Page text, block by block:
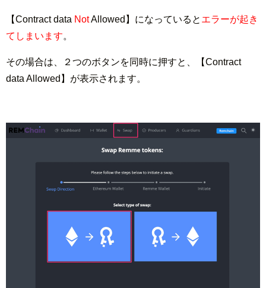
【Contract data NotAllowed】になっていると エラーが起き
てしまいます。
その場合は、２つのボタンを同時に押すと、【Contract
data Allowed】が表示されます。